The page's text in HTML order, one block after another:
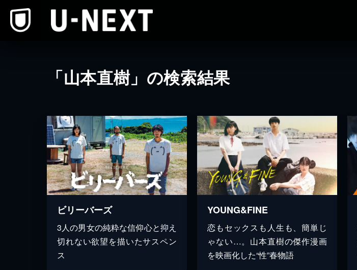
「山本直樹」の検索結果
ビリーバーズ
3人の男女の純粋な信仰心と抑え
切れない欲望を描いたサスペン
ス
YOUNG&FINE
恋もセックスも人生も、簡単じ
ゃない…。山本直樹の傑作漫画
を映画化した“性”春物語